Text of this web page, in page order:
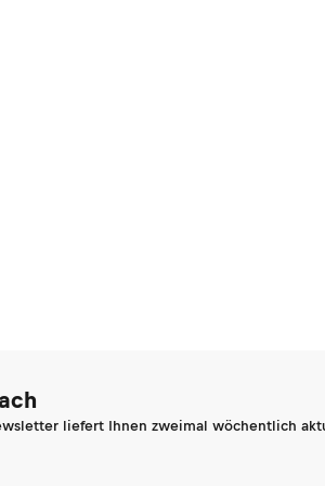
liefert Ihnen zweimal wöchentlich